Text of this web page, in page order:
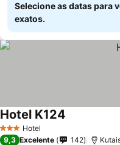
Selecione as datas para
exatos.
3 EstrelasHotel
Hotel K124
9,3 Excelente 142